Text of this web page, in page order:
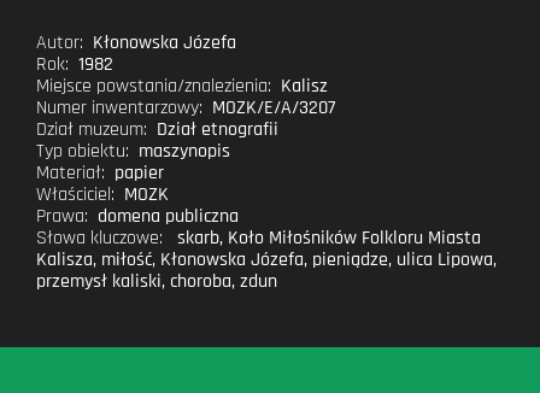
Autor: Kłonowska Józefa
Rok: 1982
Miejsce powstania/znalezienia: Kalisz
Numer inwentarzowy: MOZK/E/A/3207
Dział muzeum: Dział etnografii
Typ obiektu: maszynopis
Materiał: papier
Właściciel: MOZK
Prawa: domena publiczna
Słowa kluczowe:
skarb, Koło Miłośników Folkloru Miasta
Kalisza, miłość, Kłonowska Józefa, pieniądze, ulica Lipowa,
przemysł kaliski, choroba,zdun